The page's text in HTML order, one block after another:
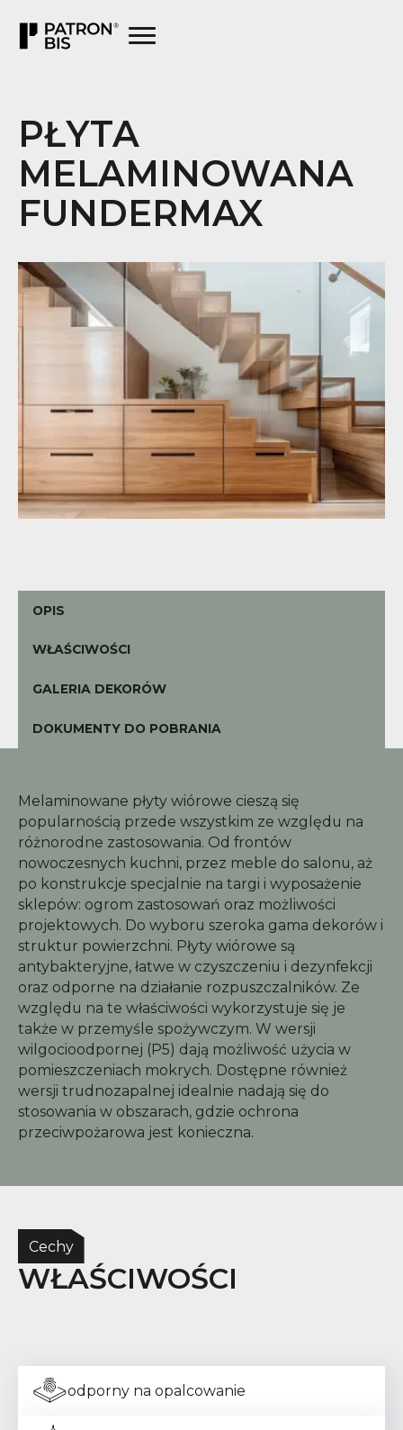
PŁYTA
MELAMINOWANA
FUNDERMAX
OPIS
WŁAŚCIWOŚCI
GALERIA DEKORÓW
DOKUMENTY DO POBRANIA
Melaminowane płyty wiórowe cieszą się
popularnością przede wszystkim ze względu na
różnorodne zastosowania. Od frontów
nowoczesnych kuchni, przez meble do salonu, aż
po konstrukcje specjalnie na targi i wyposażenie
sklepów: ogrom zastosowań oraz możliwości
projektowych. Do wyboru szeroka gama dekorów i
struktur powierzchni. Płyty wiórowe są
antybakteryjne, łatwe w czyszczeniu i dezynfekcji
oraz odporne na działanie rozpuszczalników. Ze
względu na te właściwości wykorzystuje się je
także w przemyśle spożywczym. W wersji
wilgocioodpornej (P5) dają możliwość użycia w
pomieszczeniach mokrych. Dostępne również
wersji trudnozapalnej idealnie nadają się do
stosowania w obszarach, gdzie ochrona
przeciwpożarowa jest konieczna.
Cechy
WŁAŚCIWOŚCI
odporny na opalcowanie